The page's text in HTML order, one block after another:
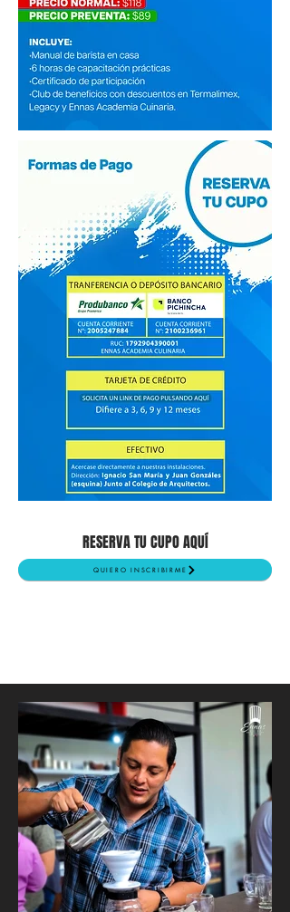
RESERVA TU CUPO AQUÍ
QUIERO INSCRIBIRME